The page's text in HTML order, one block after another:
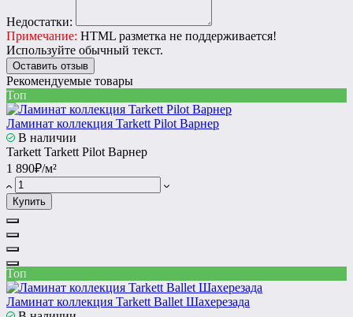
Недостатки:
Примечание: HTML разметка не поддерживается!
Используйте обычный текст.
Оставить отзыв
Рекомендуемые товары
Топ
Ламинат коллекция Tarkett Pilot Варнер
В наличии
Tarkett Tarkett Pilot Варнер
1 890₽/м²
Купить
Топ
Ламинат коллекция Tarkett Ballet Шахерезада